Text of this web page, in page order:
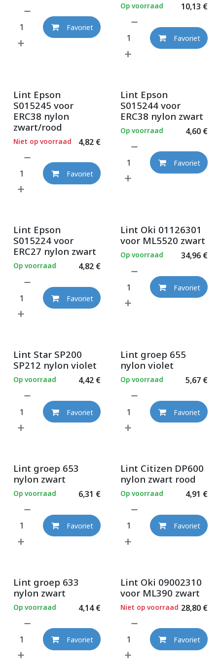
Favoriet
10,13 €
Op voorraad
Favoriet
Lint Epson
S015245 voor
ERC38 nylon
zwart/rood
4,82€
Niet op voorraad
Favoriet
Lint Epson
S015244 voor
ERC38 nylon zwart
4,60€
Op voorraad
Favoriet
Lint Epson
S015224 voor
ERC27 nylon zwart
4,82€
Op voorraad
Favoriet
Lint Oki 01126301
voor ML5520 zwart
34,96€
Op voorraad
Favoriet
Lint Star SP200
SP212 nylon violet
4,42€
Op voorraad
Favoriet
Lint groep 655
nylon violet
5,67€
Op voorraad
Favoriet
Lint groep 653
nylon zwart
6,31 €
Op voorraad
Favoriet
Lint Citizen DP600
nylon zwart rood
4,91 €
Op voorraad
Favoriet
Lint groep 633
nylon zwart
4,14€
Op voorraad
Favoriet
Lint Oki 09002310
voor ML390 zwart
28,80€
Niet op voorraad
Favoriet